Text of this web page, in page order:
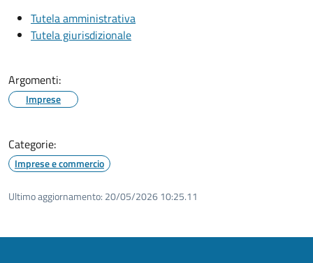
Tutela amministrativa
Tutela giurisdizionale
Argomenti:
Imprese
Categorie:
Imprese e commercio
Ultimo aggiornamento: 20/05/2026 10:25.11